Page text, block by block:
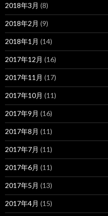
2018年3月 (8)
2018年2月 (9)
2018年1月 (14)
2017年12月 (16)
2017年11月 (17)
2017年10月 (11)
2017年9月 (16)
2017年8月 (11)
2017年7月 (11)
2017年6月 (11)
2017年5月 (13)
2017年4月 (15)